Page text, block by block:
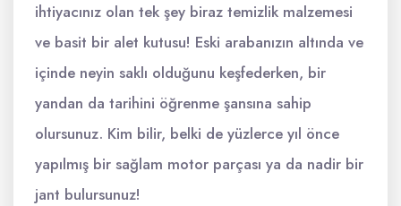
ihtiyacınız olan tek şey biraz temizlik malzemesi
ve basit bir alet kutusu! Eski arabanızın altında ve
içinde neyin saklı olduğunu keşfederken, bir
yandan da tarihini öğrenme şansına sahip
olursunuz. Kim bilir, belki de yüzlerce yıl önce
yapılmış bir sağlam motor parçası ya da nadir bir
jant bulursunuz!